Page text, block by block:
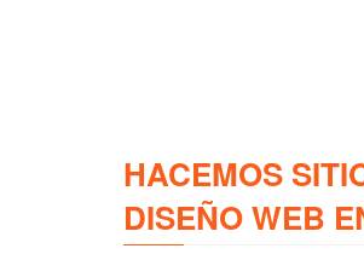
HACEMOS
DISEÑO WEB